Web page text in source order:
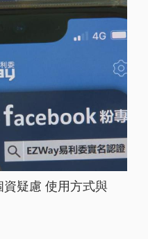
疑慮 使用方式與